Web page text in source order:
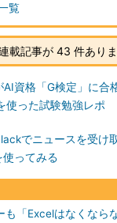
覧
載記事が 43 件あり
AI資格「G検定」に合
使った試験勉強レポ
でニュースを受
使ってみる
も「Excelはなくなら